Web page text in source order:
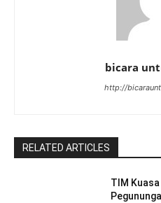
bicara
http://
RELATED ARTICLES
TIM